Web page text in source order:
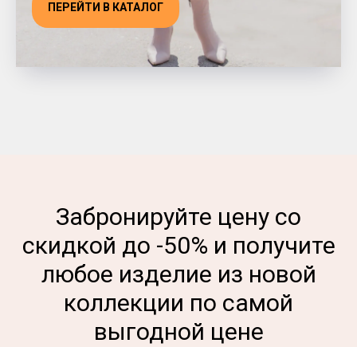
ПЕРЕЙТИ В КАТАЛОГ
Забронируйте цену со
скидкой до -50% и получите
любое изделие из новой
коллекции по самой
выгодной цене